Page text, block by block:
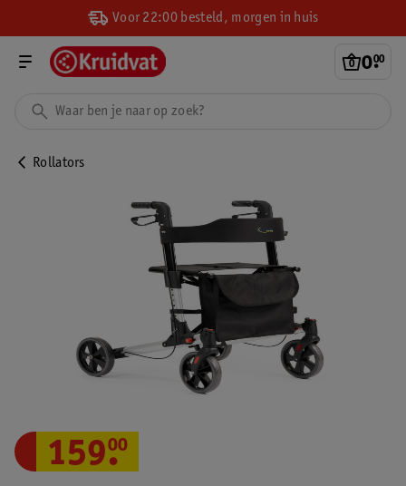
Voor 22:00 besteld, morgen in huis
0.
00
Rollators
159.
00